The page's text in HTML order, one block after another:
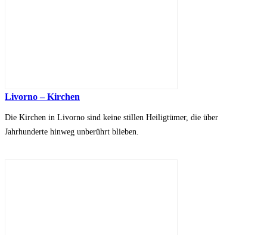
Livorno – Kirchen
Die Kirchen in Livorno sind keine stillen Heiligtümer, die über
Jahrhunderte hinweg unberührt blieben.